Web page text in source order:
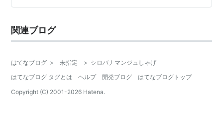
科） センニンソウ（キンポウゲ科） ナンバンギゼル（ハ
２４日 横浜市栄区
関連ブログ
はてなブログ > 未指定 > シロバナマンジュしゃげ
はてなブログ タグとは
ヘルプ 開発ブログ
はてなブログトップ
Copyright (C) 2001-2026 Hatena.